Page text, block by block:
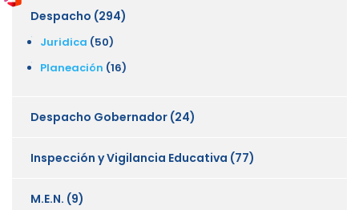
Despacho (294)
Juridica (50)
Planeación (16)
Despacho Gobernador (24)
Inspección y Vigilancia Educativa (77)
M.E.N. (9)